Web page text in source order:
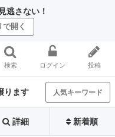
逃さない！
で開く
検索 ログイン 投稿
ります 人気キーワード
詳細 新着順